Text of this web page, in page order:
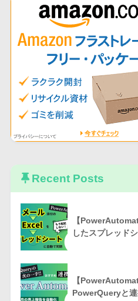
Recent Posts
【
したスプレッド
【
PowerQueryと連